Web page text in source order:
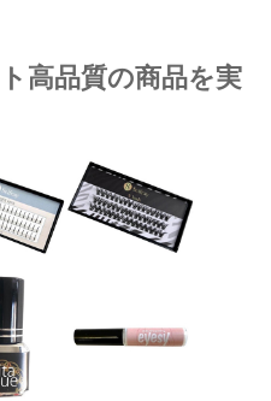
高品質の商品を実